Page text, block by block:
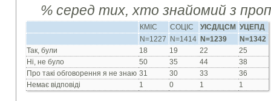
% серед тих, хто знайомий з
КМІС СОЦІС УІСД/ЦСМ
УЦЕПД
N=1227
N=1414 N=1239
N=1342
Так, були
18 19 22
25
Ні, не було
50 35 44
38
Про такі обговорення я не знаю 31 30 33
36
Немає відповіді
1 0 1 1